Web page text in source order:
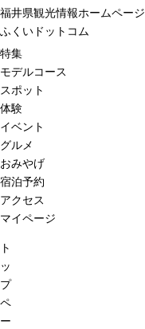
福井県観光情報ホームページ
ふくいドットコム
特集
モデルコース
スポット
体験
イベント
グルメ
おみやげ
宿泊予約
アクセス
マイページ
ト
ッ
プ
ペ
ー